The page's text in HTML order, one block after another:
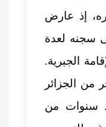
إذ عارض
سجنه لعدة
الجبرية.
من الجزائر
سنوات من